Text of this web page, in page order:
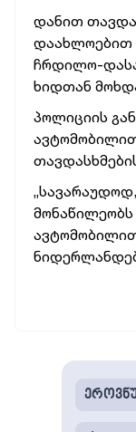
დანით
დაახლოებით
ჩრდილო-
ხიდთან
პოლიციის